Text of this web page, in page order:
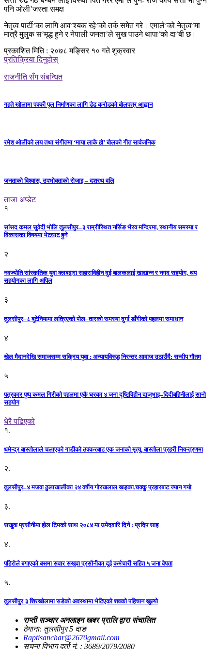
पनि ओली’जस्ता समक्ष
नेतृत्व पार्टी’का लागि आव’श्यक रहे’को तर्क समेत गरे। एमाले’को नेतृत्व’मा
मात्रै मुलुक स’मृद्ध हुने र नेपाली जनता’ले सुख पाउने थापा’को दा’बी छ।
प्रकाशित मिति : २०७८ मङ्सिर १० गते शुक्रवार
प्रतिक्रिया दिनुहोस्
राजनीति सँग संबन्धित
गहते खोलामा पक्की पुल निर्माणका लागि डेढ करोडको बोलपत्र आह्वान
रमेश ओलीको लय तथा संगीतमा ‘माया लाकै हो’ बोलको गीत सार्वजनिक
जनताको विश्वास, उपभोक्ताको रोजाइ – दशरथ वलि
ताजा अप्डेट
१
सांसद कमल सुवेदी भोलि तुलसीपुर–३ राम्रीस्थित नर्सिङ भैरव मन्दिरमा, स्थानीय समस्या र
विकासका विषयमा भेटघाट हुने
२
नवज्योति सांस्कृतिक युवा क्लबद्वारा सहाराविहीन दुई बालकलाई खाद्यान्न र नगद सहयोग, थप
सहयोगका लागि अपिल
३
तुलसीपुर–८ बुटेनियामा लत्रिएको पोल–तारको समस्या दुर्गा डाँगीको पहलमा समाधान
४
खेल मैदानदेखि समाजसम्म सक्रिय युवा : अन्यायविरुद्ध निरन्तर आवाज उठाउँदै: सन्दीप गौतम
५
पत्रकार पुष्प कमल गिरीको पहलमा एकै घरका ४ जना दृष्टिविहीन दाजुभाइ–दिदीबहिनीलाई सानो
सहयोग
धेरै पढिएको
१.
धमेन्द्र बास्तोलाले चलाएको गाडीको ठक्करबाट एक जनाको मृत्यु, बास्तोला प्रहरी नियन्त्रणमा
२.
तुलसीपुर–४ मजवा ठुलाखालीका २४ वर्षीय गोरखलाल खड्का.चक्कु प्रहारबाट ज्यान गयो
३.
सखुवा प्रसौनीमा होल टिमको साथ २०८४ मा उमेदवारि दिने : प्रदिप साह
४.
पहिराेले बगाएकाे बसमा सवार सखुवा प्रसाैनीका दुई कर्मचारी सहित ५ जना वेपता
५.
तुलसीपुर ३ शिरखोलामा सडेको अवस्थामा भेटिएको शवको पहिचान खुल्यो
राप्ती सञ्चार अनलाइन खबर प्रालि द्वारा संचालित
ठेगाना: तुलसीपुर 5 दाङ
Raptisanchar@2670gmail.com
सूचना विभाग दर्ता नं. : 3689/2079/2080